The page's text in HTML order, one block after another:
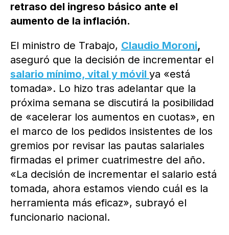
retraso del ingreso básico ante el
aumento de la inflación.
El ministro de Trabajo, Claudio Moroni,
aseguró que la decisión de incrementar el
salario mínimo, vital y móvil ya «está
tomada». Lo hizo tras adelantar que la
próxima semana se discutirá la posibilidad
de «acelerar los aumentos en cuotas», en
el marco de los pedidos insistentes de los
gremios por revisar las pautas salariales
firmadas el primer cuatrimestre del año.
«La decisión de incrementar el salario está
tomada, ahora estamos viendo cuál es la
herramienta más eficaz», subrayó el
funcionario nacional.